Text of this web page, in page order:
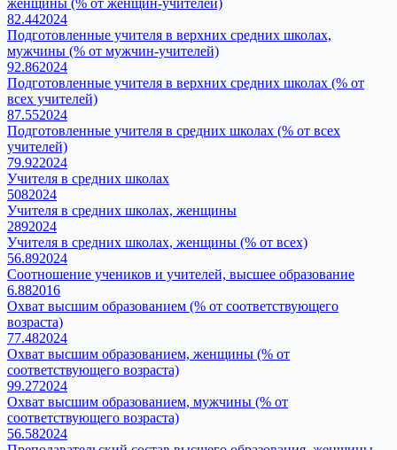
женщины (% от женщин-учителей)
82.442024
Подготовленные учителя в верхних средних школах,
мужчины (% от мужчин-учителей)
92.862024
Подготовленные учителя в верхних средних школах (% от
всех учителей)
87.552024
Подготовленные учителя в средних школах (% от всех
учителей)
79.922024
Учителя в средних школах
5082024
Учителя в средних школах, женщины
2892024
Учителя в средних школах, женщины (% от всех)
56.892024
Соотношение учеников и учителей, высшее образование
6.882016
Охват высшим образованием (% от соответствующего
возраста)
77.482024
Охват высшим образованием, женщины (% от
соответствующего возраста)
99.272024
Охват высшим образованием, мужчины (% от
соответствующего возраста)
56.582024